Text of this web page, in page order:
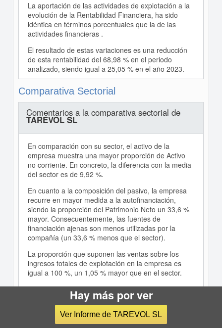
La aportación de las actividades de explotación a la
evolución de la Rentabilidad Financiera, ha sido
idéntica en términos porcentuales que la de las
actividades financieras .
El resultado de estas variaciones es una reducción
de esta rentabilidad del 68,98 % en el periodo
analizado, siendo igual a 25,05 % en el año 2023.
Comparativa Sectorial
Comentarios a la comparativa sectorial de
TAREVOL SL
En comparación con su sector, el activo de la
empresa muestra una mayor proporción de Activo
no corriente. En concreto, la diferencia con la media
del sector es de 9,92 %.
En cuanto a la composición del pasivo, la empresa
recurre en mayor medida a la autofinanciación,
siendo la proporción del Patrimonio Neto un 33,6 %
mayor. Consecuentemente, las fuentes de
financiación ajenas son menos utilizadas por la
compañía (un 33,6 % menos que el sector).
La proporción que suponen las ventas sobre los
ingresos totales de explotación en la empresa es
igual a 100 %, un 1,05 % mayor que en el sector.
El EBIT de la empresa fue positivo e igual a un 9,64
% respecto a los ingresos totales de explotación, un
6,15 % superior al del sector.
La capacidad de la empresa para generar beneficios
Hay más por ver
Ver Informe de TAREVOL SL